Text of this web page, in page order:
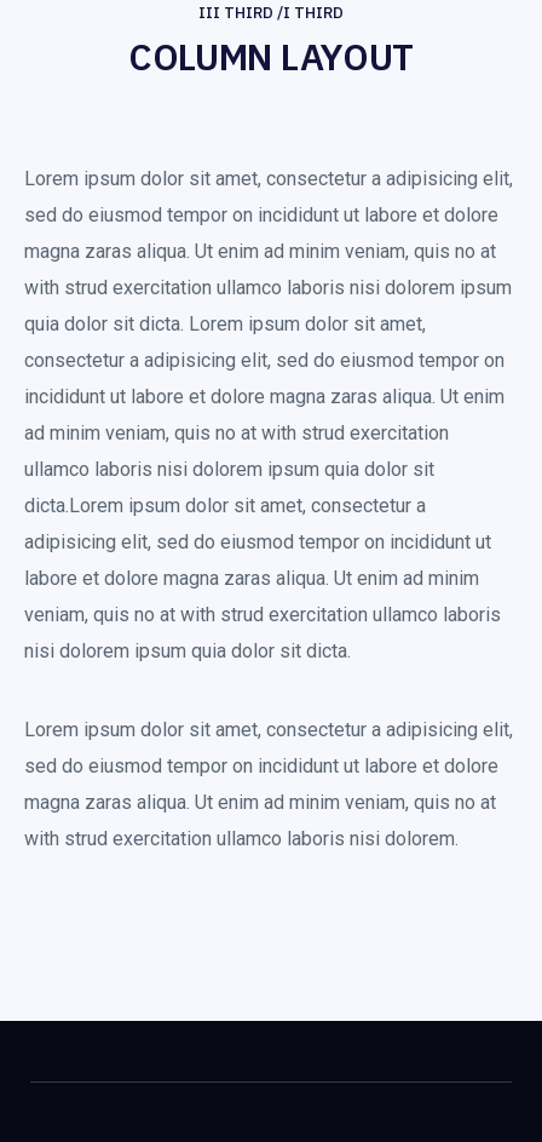
III THIRD /I THIRD
COLUMN LAYOUT
Lorem ipsum dolor sit amet, consectetur a adipisicing elit,
sed do eiusmod tempor on incididunt ut labore et dolore
magna zaras aliqua. Ut enim ad minim veniam, quis no at
with strud exercitation ullamco laboris nisi dolorem ipsum
quia dolor sit dicta. Lorem ipsum dolor sit amet,
consectetur a adipisicing elit, sed do eiusmod tempor on
incididunt ut labore et dolore magna zaras aliqua. Ut enim
ad minim veniam, quis no at with strud exercitation
ullamco laboris nisi dolorem ipsum quia dolor sit
dicta.Lorem ipsum dolor sit amet, consectetur a
adipisicing elit, sed do eiusmod tempor on incididunt ut
labore et dolore magna zaras aliqua. Ut enim ad minim
veniam, quis no at with strud exercitation ullamco laboris
nisi dolorem ipsum quia dolor sit dicta.
Lorem ipsum dolor sit amet, consectetur a adipisicing elit,
sed do eiusmod tempor on incididunt ut labore et dolore
magna zaras aliqua. Ut enim ad minim veniam, quis no at
with strud exercitation ullamco laboris nisi dolorem.